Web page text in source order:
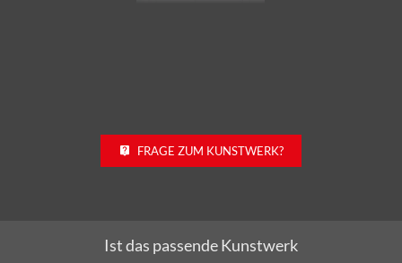
für Sie noch nicht dabei?